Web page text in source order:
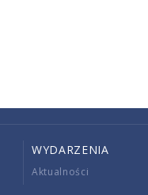
WYDARZENIA
Aktualności